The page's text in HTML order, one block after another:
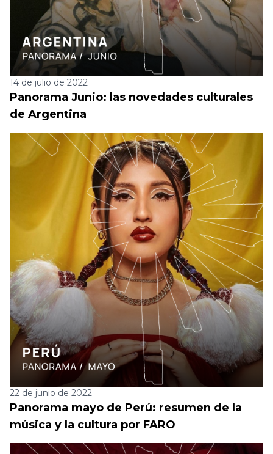
14 de julio de 2022
Panorama Junio: las novedades culturales
de Argentina
22 de junio de 2022
Panorama mayo de Perú: resumen de la
música y la cultura por FARO